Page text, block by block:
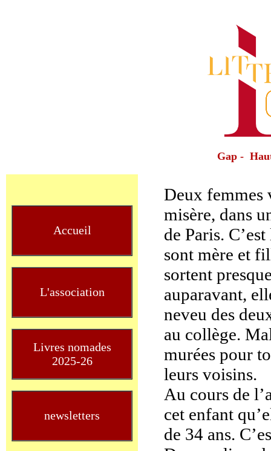
Gap -
Accueil
L'association
Livres nomades
2025-26
newsletters
Deux femmes
misère, dans
de Paris.
sont mère et
sortent
auparavant,
neveu des
au collège.
murées pour
leurs voisins.
Au cours de
cet enfant
de 34 ans.